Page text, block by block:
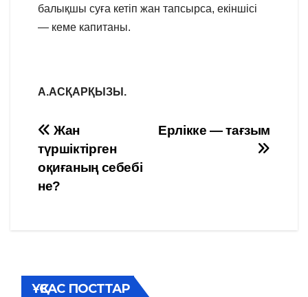
балықшы суға кетіп жан тапсырса, екіншісі
— кеме капитаны.
А.АСҚАРҚЫЗЫ.
Навигация
по
записям
Ерлікке — тағзым
Жан
түршіктірген
оқиғаның себебі
не?
ҰҚСАС ПОСТТАР